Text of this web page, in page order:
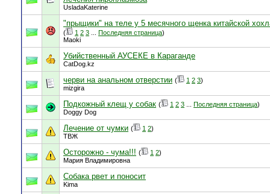
UsladaKaterine
"прыщики" на теле у 5 месячного щенка китайской
( 1 2 3 Последняя страница)
Maoki
Убийственный АУСЕКЕ в Караганде
CatDog.kz
черви на анальном отверстии ( 1 2 3)
mizgira
Подкожный клещ у собак ( 1 2 3 Последняя страница)
Doggy Dog
Лечение от чумки ( 1 2)
ТВЖ
Осторожно - чума!!! ( 1 2)
Мария Владимировна
Собака рвет и поносит
Kima